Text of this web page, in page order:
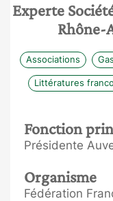
Experte
Rhône-
Associations
Littératures
Fonction
Présidente
Organisme
Fédération